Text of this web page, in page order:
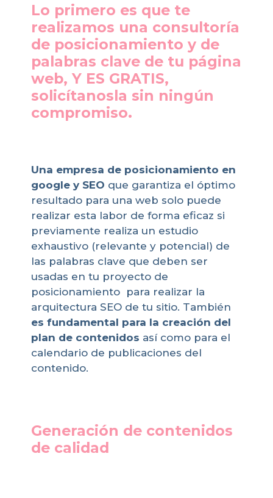
Lo primero es que te
realizamos una consultoría
de posicionamiento y de
palabras clave de tu página
web, Y ES GRATIS,
solicítanosla sin ningún
compromiso.
Una empresa de posicionamiento en
google y SEO que garantiza el óptimo
resultado para una web solo puede
realizar esta labor de forma eficaz si
previamente realiza un estudio
exhaustivo (relevante y potencial) de
las palabras clave que deben ser
usadas en tu proyecto de
posicionamiento para realizar la
arquitectura SEO de tu sitio. También
es fundamental para la creación del
plan de contenidos así como para el
calendario de publicaciones del
contenido.
Generación de contenidos
de calidad